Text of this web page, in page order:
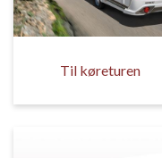
Til køreturen